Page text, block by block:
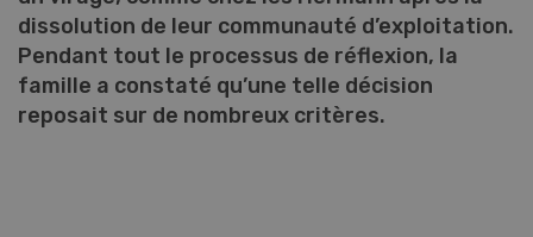
dissolution de leur communauté d’exploitation.
Pendant tout le processus de réflexion, la
famille a constaté qu’une telle décision
reposait sur de nombreux critères.